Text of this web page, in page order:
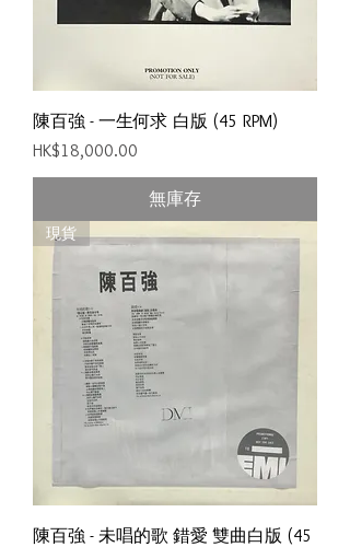
陳百強 - 一生何求 白版 (45 RPM)
價格
HK$18,000.00
無庫存
現貨
陳百強 - 未唱的歌 錯愛 雙曲白版 (45